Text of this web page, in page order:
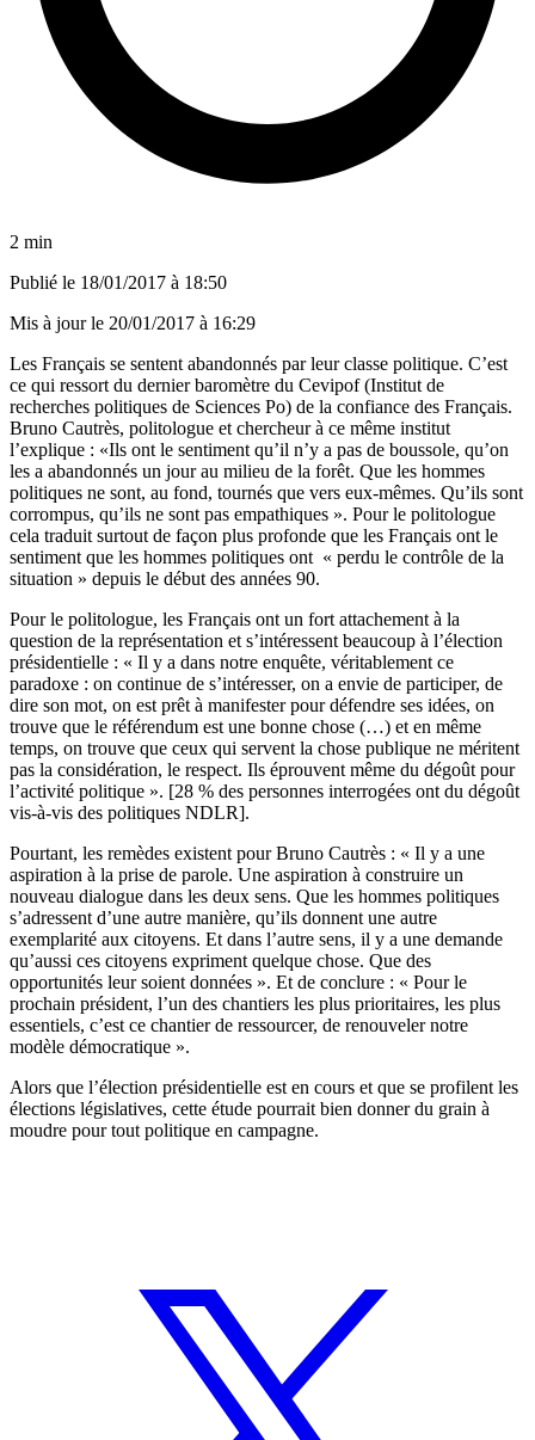
2 min
Publié le 18/01/2017 à 18:50
Mis à jour le 20/01/2017 à 16:29
Les Français se sentent abandonnés par leur classe politique. C’est
ce qui ressort du dernier baromètre du Cevipof (Institut de
recherches politiques de Sciences Po) de la confiance des Français.
Bruno Cautrès, politologue et chercheur à ce même institut
l’explique : «Ils ont le sentiment qu’il n’y a pas de boussole, qu’on
les a abandonnés un jour au milieu de la forêt. Que les hommes
politiques ne sont, au fond, tournés que vers eux-mêmes. Qu’ils sont
corrompus, qu’ils ne sont pas empathiques ». Pour le politologue
cela traduit surtout de façon plus profonde que les Français ont le
sentiment que les hommes politiques ont « perdu le contrôle de la
situation » depuis le début des années 90.
Pour le politologue, les Français ont un fort attachement à la
question de la représentation et s’intéressent beaucoup à l’élection
présidentielle : « Il y a dans notre enquête, véritablement ce
paradoxe : on continue de s’intéresser, on a envie de participer, de
dire son mot, on est prêt à manifester pour défendre ses idées, on
trouve que le référendum est une bonne chose (…) et en même
temps, on trouve que ceux qui servent la chose publique ne méritent
pas la considération, le respect. Ils éprouvent même du dégoût pour
l’activité politique ». [28 % des personnes interrogées ont du dégoût
vis-à-vis des politiques NDLR].
Pourtant, les remèdes existent pour Bruno Cautrès : « Il y a une
aspiration à la prise de parole. Une aspiration à construire un
nouveau dialogue dans les deux sens. Que les hommes politiques
s’adressent d’une autre manière, qu’ils donnent une autre
exemplarité aux citoyens. Et dans l’autre sens, il y a une demande
qu’aussi ces citoyens expriment quelque chose. Que des
opportunités leur soient données ». Et de conclure : « Pour le
prochain président, l’un des chantiers les plus prioritaires, les plus
essentiels, c’est ce chantier de ressourcer, de renouveler notre
modèle démocratique ».
Alors que l’élection présidentielle est en cours et que se profilent les
élections législatives, cette étude pourrait bien donner du grain à
moudre pour tout politique en campagne.